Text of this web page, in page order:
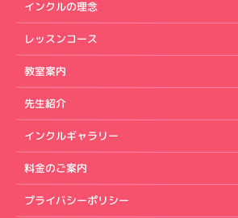
インクルの理念
レッスンコース
教室案内
先生紹介
インクルギャラリー
料金のご案内
プライバシーポリシー